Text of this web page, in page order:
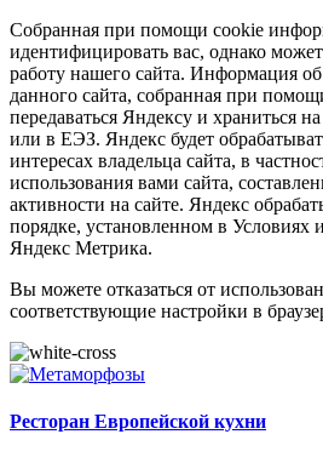
Собранная при помощи cookie
идентифицировать вас, однако
работу нашего сайта. Информация
данного сайта, собранная при
передаваться Яндексу и храниться
или в ЕЭЗ. Яндекс будет
интересах владельца сайта, в
использования вами сайта,
активности на сайте. Яндекс
порядке, установленном в Условиях
Яндекс Метрика.
Вы можете отказаться от
соответствующие настройки в
Ресторан Европейской кухни